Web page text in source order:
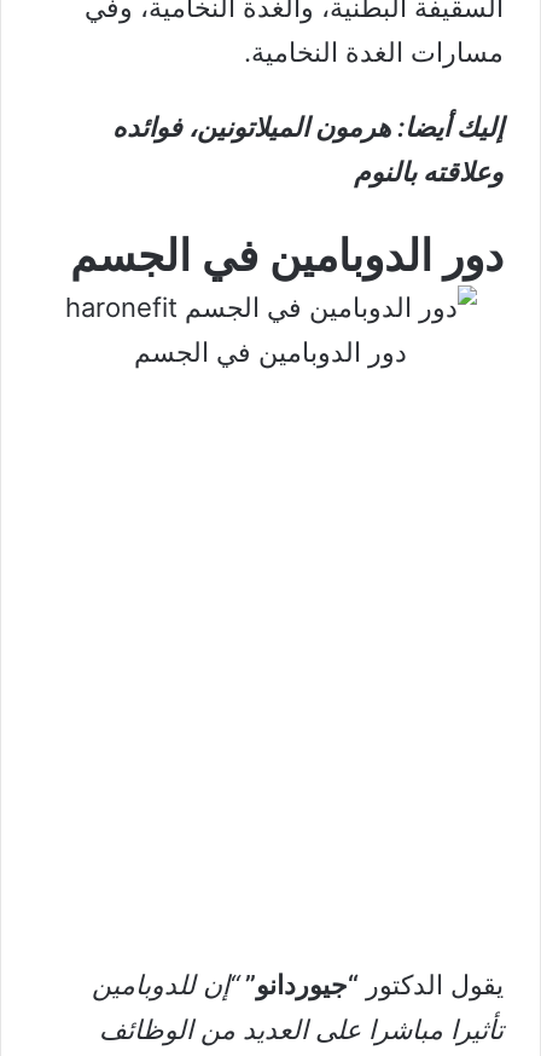
السقيفة البطنية، والغدة النخامية، وفي
مسارات الغدة النخامية.
إليك أيضا:هرمون الميلاتونين، فوائده
وعلاقته بالنوم
دور الدوبامين في الجسم
دور الدوبامين في الجسم
يقول الدكتور “جيوردانو”“إن للدوبامين
تأثيرا مباشرا على العديد من الوظائف